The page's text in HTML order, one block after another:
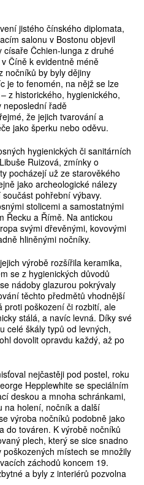
jistého čínského diplomata,
salonu v Bostonu objevil
císaře Čchien-lunga z druhé
Číně k evidentně méně
nočníků by byly dějiny
je to fenomén, na nějž se lze
z historického, hygienického,
neposlední řadě
že jejich tvarování a
jako šperku nebo oděvu.
hygienických či sanitárních
Ruizová, zmínky o
pocházejí už ze starověkého
jako archeologické nálezy
pohřební výbavy.
stolicemi a samostatnými
Řecku a Římě. Na antickou
svými dřevěnými, kovovými
hliněnými nočníky.
výrobě rozšířila keramika,
se z hygienických důvodů
nádoby glazurou pokrývaly
těchto předmětů vhodnější
proti poškození či rozbití, ale
stálá, a navíc levná. Díky své
celé škály typů od levných,
dovolit opravdu každý, až po
nejčastěji pod postel, roku
Hepplewhite se speciálním
deskou a mnoha schránkami,
na holení, nočník a další
výroba nočníků podobně jako
do továren. K výrobě nočníků
plech, který se sice snadno
místech se množily
záchodů koncem 19.
a byly z interiérů pozvolna